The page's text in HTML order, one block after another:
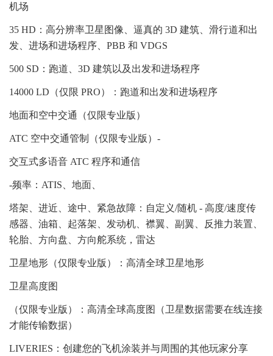
机场
35 HD：高分辨率卫星图像、逼真的 3D 建筑、滑行道和出
发、进场和进场程序、PBB 和 VDGS
500 SD：跑道、3D 建筑以及出发和进场程序
14000 LD（仅限 PRO）：跑道和出发和进场程序
地面和空中交通（仅限专业版）
ATC 空中交通管制（仅限专业版）-
交互式多语音 ATC 程序和通信
-频率：ATIS、地面、
塔架、进近、途中、紧急故障：自定义/随机 - 高度/速度传
感器、油箱、起落架、发动机、襟翼、副翼、反推力装置、
轮胎、方向盘、方向舵系统，雷达
卫星地形（仅限专业版）：高清全球卫星地形
卫星高度图
（仅限专业版）：高清全球高度图（卫星数据需要在线连接
才能传输数据）
LIVERIES：创建您的飞机涂装并与周围的其他玩家分享